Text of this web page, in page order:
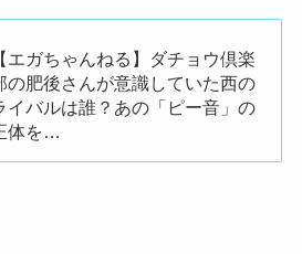
【エガちゃんねる】ダチョウ倶楽
の肥後さんが意識していた西の
イバルは誰？あの「ピー音」の
体を…